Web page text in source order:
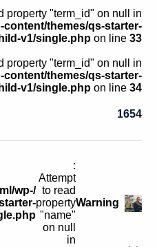
מחלקת תפעול
קולות קוראים
English
property "term_id" on null in
themes/qs-starter-
v1/single.phpon line 33
property "term_id" on null in
themes/qs-starter-
v1/single.phpon line 34
1654
Warning
:
Attempt
to read
property
"name"
on null
in
wp-